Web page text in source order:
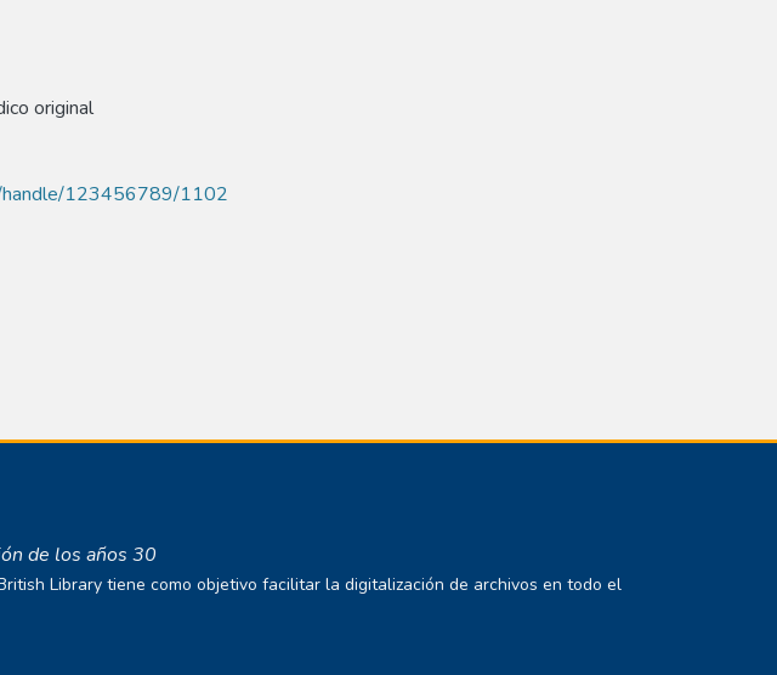
original
handle/123456789/1102
de los años 30
Library tiene como objetivo facilitar la digitalización de archivos en todo el